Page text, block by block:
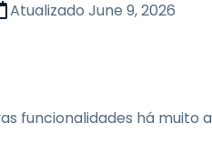
Gestão de
Ensino Superior
Atualizado June 9, 2026
funcionalidades há muito